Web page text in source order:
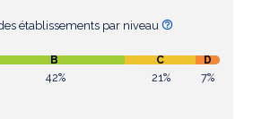
établissements par niveau
B C D
42% 21% 7%